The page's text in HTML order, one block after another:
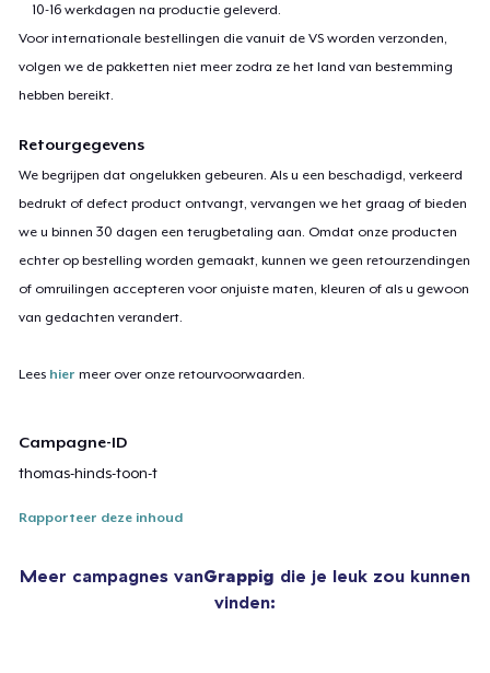
10-16 werkdagen na productie geleverd.
Voor internationale bestellingen die vanuit de VS worden verzonden,
volgen we de pakketten niet meer zodra ze het land van bestemming
hebben bereikt.
Retourgegevens
We begrijpen dat ongelukken gebeuren. Als u een beschadigd, verkeerd
bedrukt of defect product ontvangt, vervangen we het graag of bieden
we u binnen 30 dagen een terugbetaling aan. Omdat onze producten
echter op bestelling worden gemaakt, kunnen we geen retourzendingen
of omruilingen accepteren voor onjuiste maten, kleuren of als u gewoon
van gedachten verandert.
Lees hier meer over onze retourvoorwaarden.
Campagne-ID
thomas-hinds-toon-t
Rapporteer deze inhoud
Meer campagnes vanGrappig die je leuk zou kunnen
vinden: